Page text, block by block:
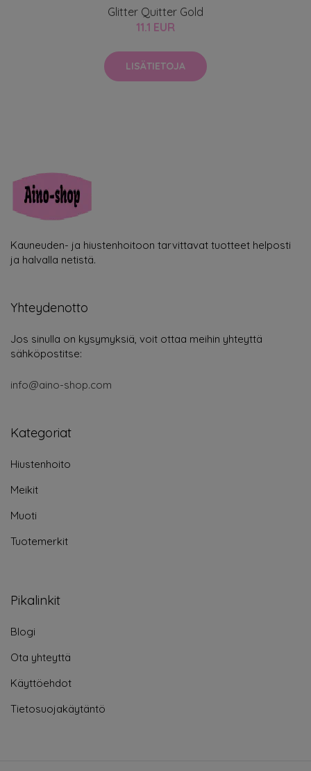
Glitter Quitter Gold
11.1 EUR
LISÄTIETOJA
Kauneuden- ja hiustenhoitoon tarvittavat tuotteet helposti
ja halvalla netistä.
Yhteydenotto
Jos sinulla on kysymyksiä, voit ottaa meihin yhteyttä
sähköpostitse:
info@aino-shop.com
Kategoriat
Hiustenhoito
Meikit
Muoti
Tuotemerkit
Pikalinkit
Blogi
Ota yhteyttä
Käyttöehdot
Tietosuojakäytäntö